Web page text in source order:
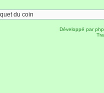
Développé par